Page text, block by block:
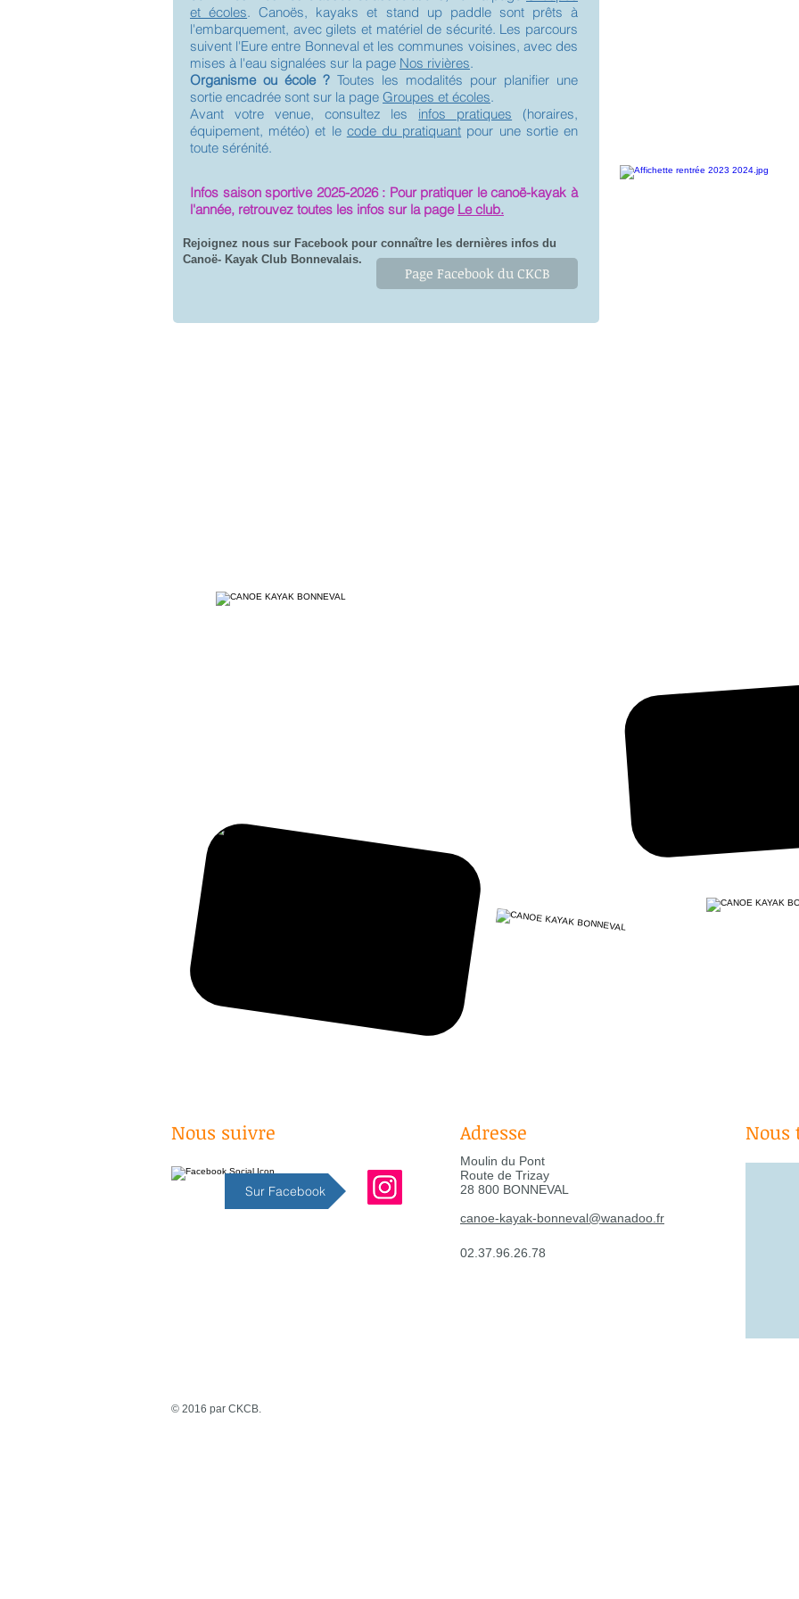
et écoles. Canoës, kayaks et stand up paddle sont prêts à
l'embarquement, avec gilets et matériel de sécurité. Les parcours
suivent l'Eure entre Bonneval et les communes voisines, avec des
mises à l'eau signalées sur la page Nos rivières.
Organisme ou école ? Toutes les modalités pour planifier une
sortie encadrée sont sur la page Groupes et écoles.
Avant votre venue, consultez les infos pratiques (horaires,
équipement, météo) et le code du pratiquant pour une sortie en
toute sérénité.
Infos saison sportive 2025-2026 : Pour pratiquer le canoë-kayak à
l'année, retrouvez toutes les infos sur la page Le club.
Page Facebook du CKCB
Rejoignez nous sur Facebook pour connaître les dernières infos du
Canoë- Kayak Club Bonnevalais.
Nous suivre
Sur Facebook
Adresse
Moulin du Pont
Route de Trizay
28 800 BONNEVAL
canoe-kayak-bonneval@wanadoo.fr
02.37.96.26.78
© 2016 par CKCB.
Nous